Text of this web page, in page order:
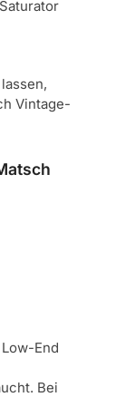
Vintage-
End
Bei